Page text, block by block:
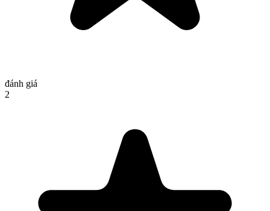
đánh giá
2